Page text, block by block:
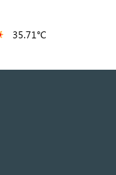
35.71°C